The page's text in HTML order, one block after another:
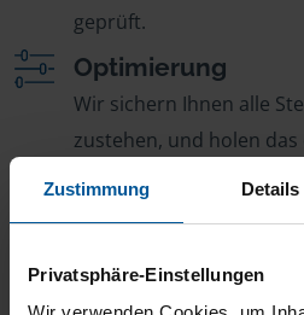
Zustimmung Details
Privatsphäre-Einstellungen
geprüft.
Optimierung
Wir sichern Ihnen alle
zustehen, und holen
Steuerergebnis für Sie
Persönliche
immer für Sie da – ohne